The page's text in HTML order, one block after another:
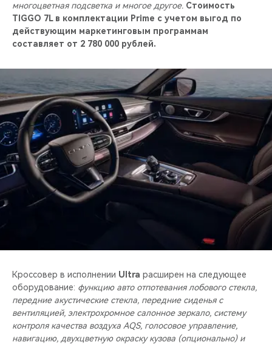
многоцветная подсветка и многое другое. Стоимость
TIGGO 7L в комплектации Prime с учетом выгод по
действующим маркетинговым программам
составляет от 2 780 000 рублей.
Кроссовер в исполнении Ultra расширен на следующее
оборудование: функцию авто отпотевания лобового стекла,
передние акустические стекла, передние сиденья с
вентиляцией, электрохромное салонное зеркало, систему
контроля качества воздуха AQS, голосовое управление,
навигацию, двухцветную окраску кузова (опционально) и